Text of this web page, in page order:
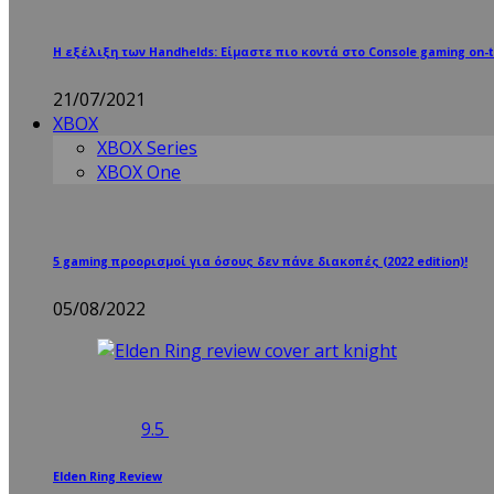
Η εξέλιξη των Handhelds: Είμαστε πιο κοντά στο Console gaming on-
21/07/2021
XBOX
XBOX Series
XBOX One
5 gaming προορισμοί για όσους δεν πάνε διακοπές (2022 edition)!
05/08/2022
9.5
Elden Ring Review